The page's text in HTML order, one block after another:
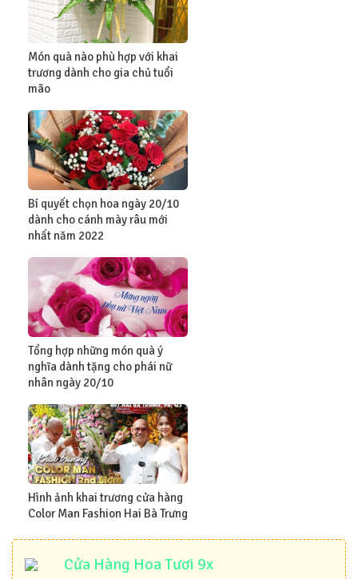
Món quà nào phù hợp với khai
trương dành cho gia chủ tuổi
mão
Bí quyết chọn hoa ngày 20/10
dành cho cánh mày râu mới
nhất năm 2022
Tổng hợp những món quà ý
nghĩa dành tặng cho phái nữ
nhân ngày 20/10
Hình ảnh khai trương cửa hàng
Color Man Fashion Hai Bà Trưng
Cửa Hàng Hoa Tươi 9x